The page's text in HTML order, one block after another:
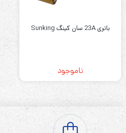
باتری 23A سان کینگ Sunking
ناموجود